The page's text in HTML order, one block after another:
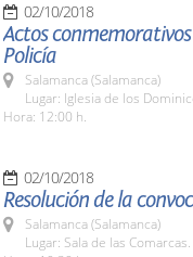
02/10/2018
Actos
Policía
Salamanca (Salamanca)
Lugar: Iglesia de los
Hora: 12:00 h.
02/10/2018
Resolución de la
Salamanca (Salamanca)
Lugar: Sala de las